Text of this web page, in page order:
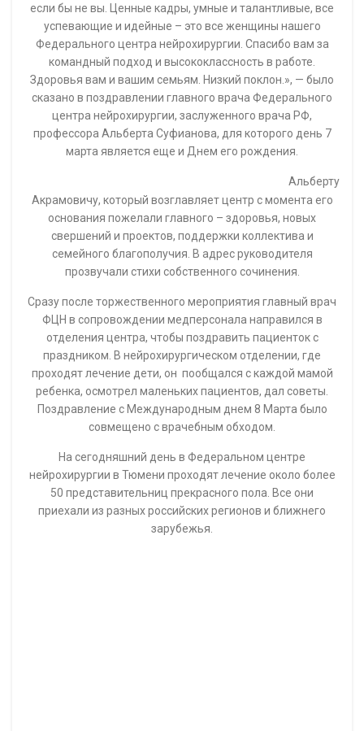
если бы не вы. Ценные кадры, умные и талантливые, все
успевающие и идейные – это все женщины нашего
Федерального центра нейрохирургии. Спасибо вам за
командный подход и высококлассность в работе.
Здоровья вам и вашим семьям. Низкий поклон.», — было
сказано в поздравлении главного врача Федерального
центра нейрохирургии, заслуженного врача РФ,
профессора Альберта Суфианова, для которого день 7
марта является еще и Днем его рождения.
Альберту
Акрамовичу, который возглавляет центр с момента его
основания пожелали главного – здоровья, новых
свершений и проектов, поддержки коллектива и
семейного благополучия. В адрес руководителя
прозвучали стихи собственного сочинения.
Сразу после торжественного мероприятия главный врач
ФЦН в сопровождении медперсонала направился в
отделения центра, чтобы поздравить пациенток с
праздником. В нейрохирургическом отделении, где
проходят лечение дети, он пообщался с каждой мамой
ребенка, осмотрел маленьких пациентов, дал советы.
Поздравление с Международным днем 8 Марта было
совмещено с врачебным обходом.
На сегодняшний день в Федеральном центре
нейрохирургии в Тюмени проходят лечение около более
50 представительниц прекрасного пола. Все они
приехали из разных российских регионов и ближнего
зарубежья.